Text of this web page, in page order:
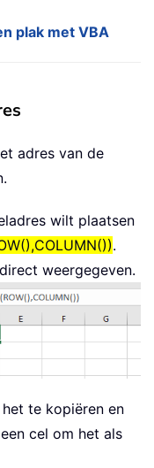
plak met VBA
adres van de
wilt plaatsen
.
weergegeven.
te kopiëren en
cel om het als